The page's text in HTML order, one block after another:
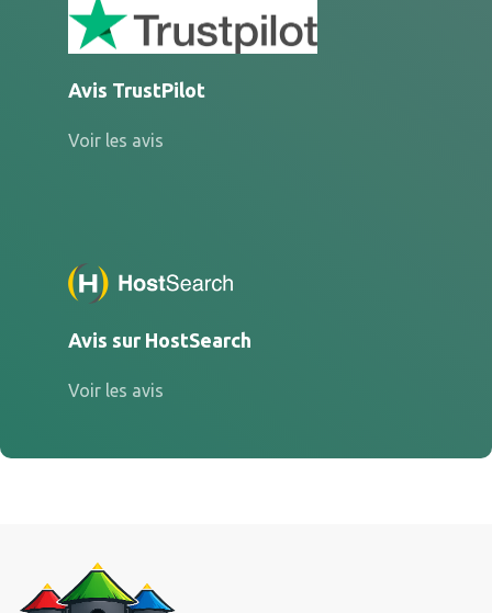
Avis TrustPilot
Voir les avis
Avis sur HostSearch
Voir les avis